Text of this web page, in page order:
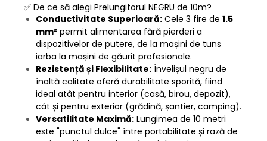
✅ De ce să alegi Prelungitorul NEGRU de 10m?
Conductivitate Superioară: Cele 3 fire de 1.5
mm² permit alimentarea fără pierderi a
dispozitivelor de putere, de la mașini de tuns
iarba la mașini de găurit profesionale.
Rezistență și Flexibilitate: Învelișul negru de
înaltă calitate oferă durabilitate sporită, fiind
ideal atât pentru interior (casă, birou, depozit),
cât și pentru exterior (grădină, șantier, camping).
Versatilitate Maximă: Lungimea de 10 metri
este "punctul dulce" între portabilitate și rază de